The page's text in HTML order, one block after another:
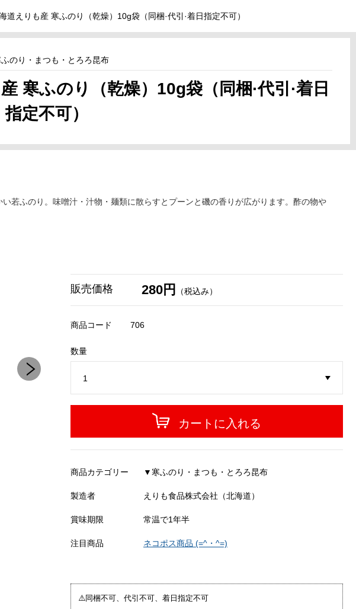
道えりも産 寒ふのり（乾燥）10g袋（同梱·代引·着日指定不可）
のり・まつも・とろろ昆布
寒ふのり（乾燥）10g袋（同梱·代引·着日
指定不可）
若ふのり。味噌汁・汁物・麺類に散らすとプーンと磯の香りが広がります。酢の物や
販売価格 280円 （税込み）
商品コード 706
数量
カートに入れる
商品カテゴリー ▼寒ふのり・まつも・とろろ昆布
製造者 えりも食品株式会社（北海道）
賞味期限 常温で1年半
注目商品 ネコポス商品 (=^・^=)
⚠️同梱不可、代引不可、着日指定不可